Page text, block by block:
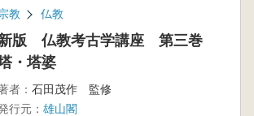
教 仏教
版 仏教考古学講座 第三巻
・塔婆
者： 石田茂作 監修
行元： 雄山閣